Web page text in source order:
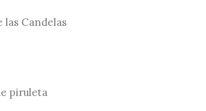
las Candelas
piruleta